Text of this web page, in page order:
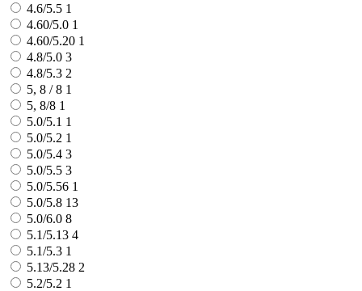
4.6/5.5 1
4.60/5.0 1
4.60/5.20 1
4.8/5.0 3
4.8/5.3 2
5, 8 / 8 1
5, 8/8 1
5.0/5.1 1
5.0/5.2 1
5.0/5.4 3
5.0/5.5 3
5.0/5.56 1
5.0/5.8 13
5.0/6.0 8
5.1/5.13 4
5.1/5.3 1
5.13/5.28 2
5.2/5.2 1